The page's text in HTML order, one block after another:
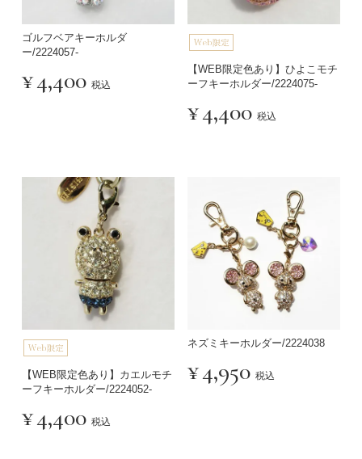
ゴルフベアキーホルダ
ー/2224057-
¥4,400 税込
【WEB限定色あり】ひよこモチ
ーフキーホルダー/2224075-
¥4,400 税込
【WEB限定色あり】カエルモチ
ーフキーホルダー/2224052-
¥4,400 税込
ネズミキーホルダー/2224038
¥4,950 税込